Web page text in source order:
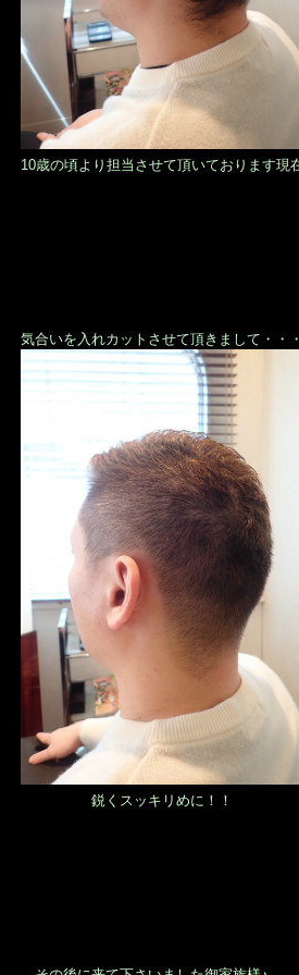
10歳の頃より担当させて頂いております現
気合いを入れカットさせて頂きまして・・
鋭くスッキリめに！！